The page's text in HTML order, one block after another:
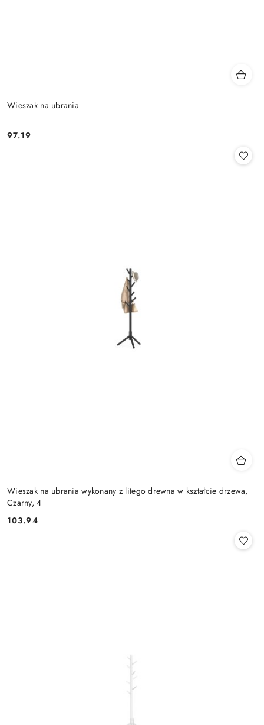
Wieszak na ubrania
Cena:
97.19
Wieszak na ubrania wykonany z litego drewna w kształcie drzewa,
Czarny, 4
Cena:
103.94